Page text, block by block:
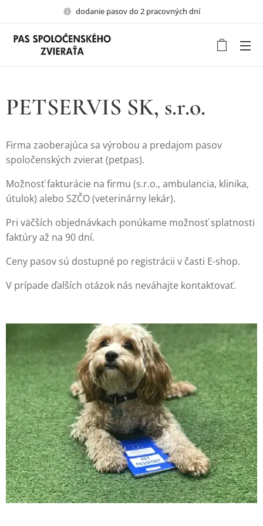
dodanie pasov do 2 pracovných dní
PETSERVIS SK, s.r.o.
Firma zaoberajúca sa výrobou a predajom pasov
spoločenských zvierat (petpas).
Možnosť fakturácie na firmu (s.r.o., ambulancia, klinika,
útulok) alebo SZČO (veterinárny lekár).
Pri väčších objednávkach ponúkame možnosť splatnosti
faktúry až na 90 dní.
Ceny pasov sú dostupné po registrácii v časti E-shop.
V prípade ďalších otázok nás neváhajte kontaktovať.